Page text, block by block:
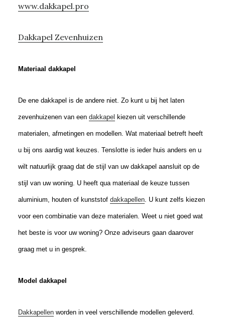
www.dakkapel.pro
Dakkapel Zevenhuizen
Materiaal dakkapel
De ene dakkapel is de andere niet. Zo kunt u bij het laten
zevenhuizenen van een dakkapel kiezen uit verschillende
materialen, afmetingen en modellen. Wat materiaal betreft heeft
u bij ons aardig wat keuzes. Tenslotte is ieder huis anders en u
wilt natuurlijk graag dat de stijl van uw dakkapel aansluit op de
stijl van uw woning. U heeft qua materiaal de keuze tussen
aluminium, houten of kunststof dakkapellen. U kunt zelfs kiezen
voor een combinatie van deze materialen. Weet u niet goed wat
het beste is voor uw woning? Onze adviseurs gaan daarover
graag met u in gesprek.
Model dakkapel
Dakkapellenworden in veel verschillende modellen geleverd.